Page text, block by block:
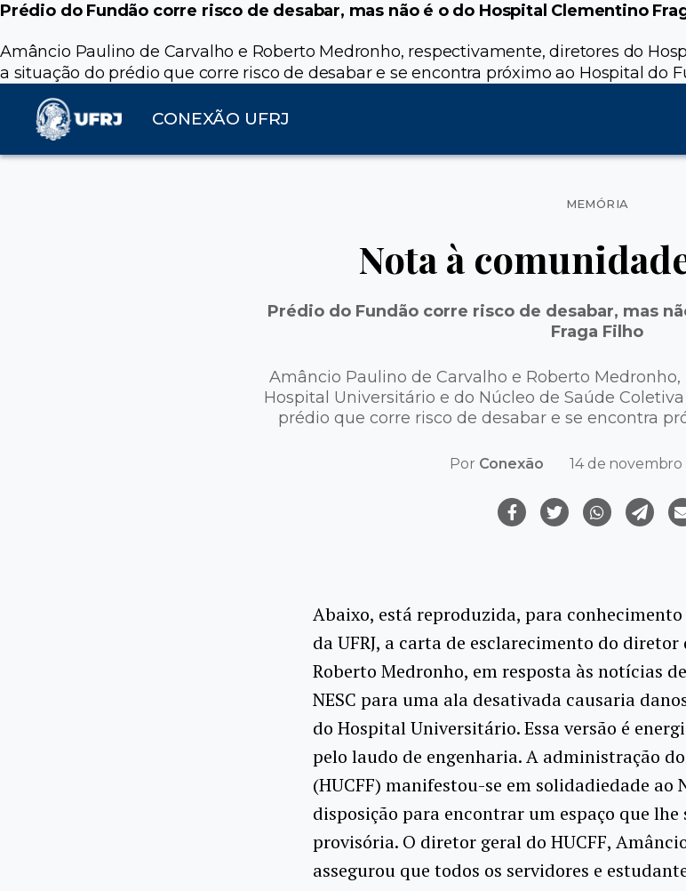
Prédio do Fundão corre risco de desabar, mas não é o do Hospital Clementino
Amâncio Paulino de Carvalho e Roberto Medronho, respectivamente, diretores do
a situação do prédio que corre risco de desabar e se encontra próximo ao Hospital do
CONEXÃO UFRJ
Categorias
MEMÓRIA
Nota à
Prédio do Fundão corre risco de desabar, mas
Fraga Filho
Amâncio Paulino de Carvalho e Roberto
Hospital Universitário e do Núcleo de Saúde
prédio que corre risco de desabar e se encontra
Por Conexão 14 de
Abaixo, está reproduzida, para
da UFRJ, a carta de esclarecimento do diretor
Roberto Medronho, em resposta às notícias
NESC para uma ala desativada causaria
do Hospital Universitário. Essa versão é
pelo laudo de engenharia. A administração
(HUCFF) manifestou-se em solidadiedade ao
disposição para encontrar um espaço que lhe
provisória. O diretor geral do HUCFF,
assegurou que todos os servidores e